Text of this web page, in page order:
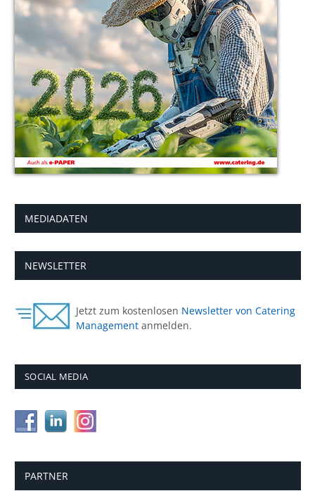
MEDIADATEN
NEWSLETTER
Jetzt zum kostenlosen Newsletter von Catering
Management anmelden.
SOCIAL MEDIA
PARTNER